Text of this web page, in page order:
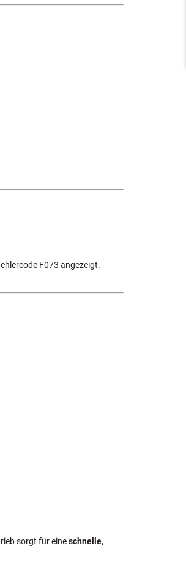
F073 angezeigt.
sorgt für eineschnelle,